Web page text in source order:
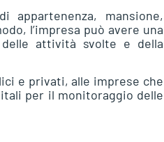
mansione,
l’impresa può avere una
attività svolte e della
e privati, alle imprese che
per il monitoraggio delle